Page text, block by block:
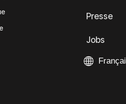
Presse
Jobs